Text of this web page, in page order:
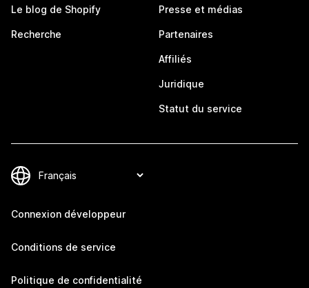
Le blog de Shopify
Recherche
Presse et médias
Partenaires
Affiliés
Juridique
Statut du service
Connexion développeur
Conditions de service
Politique de confidentialité